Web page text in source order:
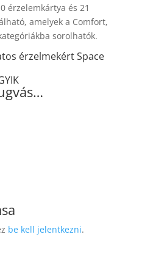
érzelemkártya és 21
amelyek a Comfort,
sorolhatók.
érzelmekért Space
be kell jelentkezni.